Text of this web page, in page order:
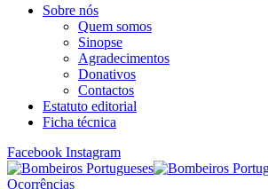
Sobre nós
Quem somos
Sinopse
Agradecimentos
Donativos
Contactos
Estatuto editorial
Ficha técnica
Facebook Instagram
Ocorrências